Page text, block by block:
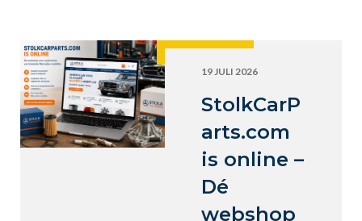
19 JULI 2026
StolkCarP
arts.com
is online –
Dé
webshop